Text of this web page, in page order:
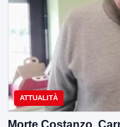
ATTUALITÀ
Morte Costanzo,